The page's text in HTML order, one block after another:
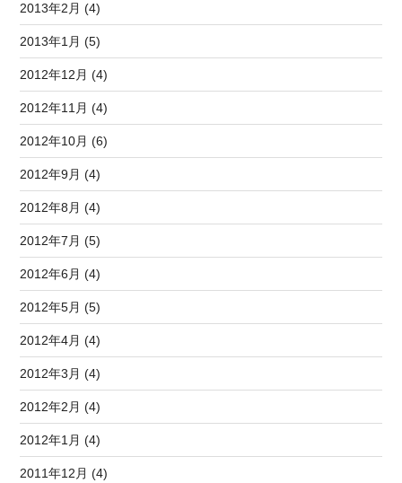
2013年2月 (4)
2013年1月 (5)
2012年12月 (4)
2012年11月 (4)
2012年10月 (6)
2012年9月 (4)
2012年8月 (4)
2012年7月 (5)
2012年6月 (4)
2012年5月 (5)
2012年4月 (4)
2012年3月 (4)
2012年2月 (4)
2012年1月 (4)
2011年12月 (4)